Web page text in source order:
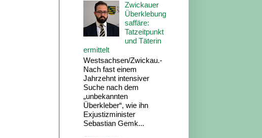
Zwickauer
Überklebung
saffäre:
Tatzeitpunkt
und Täterin
ermittelt
Westsachsen/Zwickau.-
Nach fast einem
Jahrzehnt intensiver
Suche nach dem
„unbekannten
Überkleber“, wie ihn
Exjustizminister
Sebastian Gemk...